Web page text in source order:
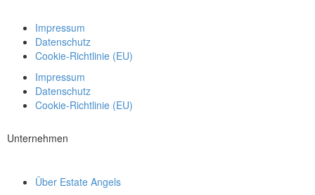
Impressum
Datenschutz
Cookie-Richtlinie (EU)
Impressum
Datenschutz
Cookie-Richtlinie (EU)
Unternehmen
Über Estate Angels